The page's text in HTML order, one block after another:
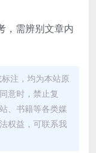
，需辨别文章内
注，均为本站原
意时，禁止复
、书籍等各类媒
权益，可联系我